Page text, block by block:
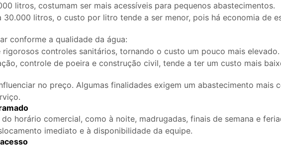
litros, costumam ser mais acessíveis para pequenos abastecimentos.
30.000 litros, o custo por litro tende a ser menor, pois há economia de
conforme a qualidade da água:
controles sanitários, tornando o custo um pouco mais elevado.
controle de poeira e construção civil, tende a ter um custo mais
no preço. Algumas finalidades exigem um abastecimento mais
horário comercial, como à noite, madrugadas, finais de semana e
imediato e à disponibilidade da equipe.